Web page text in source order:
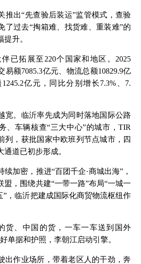
出“先查验后装运”监管模式，查验
了过去“掏箱难、找货难、重装难”的
升。
拓展至220个国家和地区。2025
易额7085.3亿元、物流总额10829.9亿
亿元，同比分别增长7.3%、7.
。临沂率先成为同时落地国际公路
、车辆核查“三大中心”的城市，TIR
列，获批国家中欧班列节点城市，四
道已初步形成。
密，推进“百团千企·商城出海”，
盟，围绕共建“一带一路”布局“一城一
，临沂把建成国际化商贸物流枢纽作
、中国的货，一车一车送到国外
单据和护照，李朝江启动引擎。
作业场所，带着老区人的干劲，奔